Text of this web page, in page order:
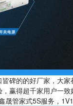
碑的的好厂家，大
赢得超千家用户一
管家式5S服务，